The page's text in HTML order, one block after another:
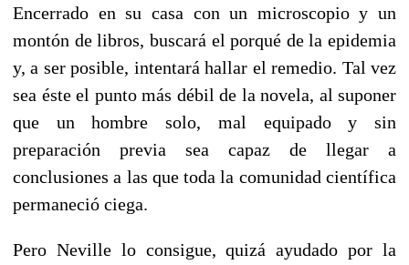
Encerrado en su casa con un microscopio y un
montón de libros, buscará el porqué de la epidemia
y, a ser posible, intentará hallar el remedio. Tal vez
sea éste el punto más débil de la novela, al suponer
que un hombre solo, mal equipado y sin
preparación previa sea capaz de llegar a
conclusiones a las que toda la comunidad científica
permaneció ciega.
Pero Neville lo consigue, quizá ayudado por la